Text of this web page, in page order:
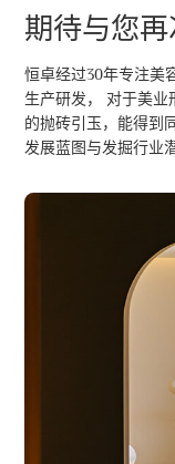
期待与您
恒卓经过30年专注美
生产研发， 对于美业
的抛砖引玉，能得到
发展蓝图与发掘行业